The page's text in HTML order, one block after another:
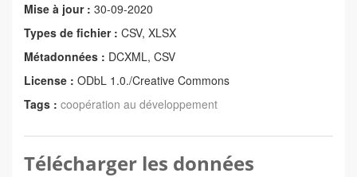
Mise à jour : 30-09-2020
Types de fichier : CSV, XLSX
Métadonnées : DCXML, CSV
License : ODbL 1.0./Creative Commons
Tags : coopération au développement
Télécharger les données